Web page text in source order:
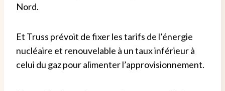
Nord.
Et Truss prévoit de fixer les tarifs de l’énergie
nucléaire et renouvelable à un taux inférieur à
celui du gaz pour alimenter l’approvisionnement.